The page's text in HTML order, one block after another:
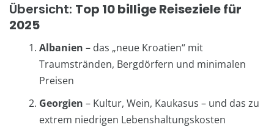
Übersicht: Top 10 billige Reiseziele für
2025
Albanien – das „neue Kroatien“ mit
Traumstränden, Bergdörfern und minimalen
Preisen
Georgien – Kultur, Wein, Kaukasus – und das zu
extrem niedrigen Lebenshaltungskosten